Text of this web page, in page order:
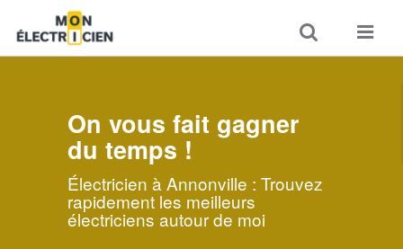
Toggle
search
Toggle
On vous fait gagner
du temps !
Électricien à Annonville : Trouvez
rapidement les meilleurs
électriciens autour de moi